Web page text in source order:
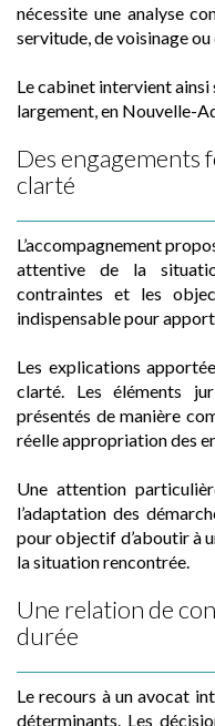
nécessite une analyse
servitude, de voisinage
Le cabinet intervient ainsi
largement, en Nouvelle-
Des engagements
clarté
L’accompagnement
attentive de la
contraintes et les
indispensable pour
Les explications
clarté. Les éléments
présentés de manière
réelle appropriation des
Une attention
l’adaptation des
pour objectif d’aboutir à
la situation rencontrée.
Une relation de
durée
Le recours à un avocat
déterminants. Les